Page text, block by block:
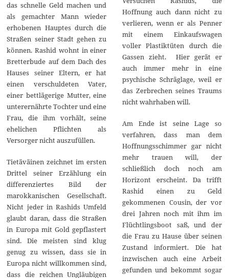
das schnelle Geld machen und
als gemachter Mann wieder
erhobenen Hauptes durch die
Straßen seiner Stadt gehen zu
können. Rashid wohnt in einer
Bretterbude auf dem Dach des
Hauses seiner Eltern, er hat
einen verschuldeten Vater,
einer bettlägerige Mutter, eine
unterernährte Tochter und eine
Frau, die ihm vorhält, seine
ehelichen Pflichten als
Versorger nicht auszufüllen.
Tietäväinen zeichnet im ersten
Drittel seiner Erzählung ein
differenziertes Bild der
marokkanischen Gesellschaft.
Nicht jeder in Rashids Umfeld
glaubt daran, dass die Straßen
in Europa mit Gold gepflastert
sind. Die meisten sind klug
genug zu wissen, dass sie in
Europa nicht willkommen sind,
dass die reichen Ungläubigen
Hoffnung auch dann nicht zu
verlieren, wenn er als Penner
mit einem Einkaufswagen
voller Plastiktüten durch die
Gassen zieht. Hier gerät er
auch immer mehr in eine
psychische Schräglage, weil er
das Zerbrechen seines Traums
nicht wahrhaben will.
Am Ende ist seine Lage so
verfahren, dass man dem
Hoffnungsschimmer gar nicht
mehr trauen will, der
schließlich doch noch am
Horizont erscheint. Da trifft
Rashid einen zu Geld
gekommenen Cousin, der vor
drei Jahren noch mit ihm im
Flüchtlingsboot saß, und der
die Frau zu Hause über seinen
Zustand informiert. Die hat
inzwischen auch eine Arbeit
gefunden und bekommt sogar